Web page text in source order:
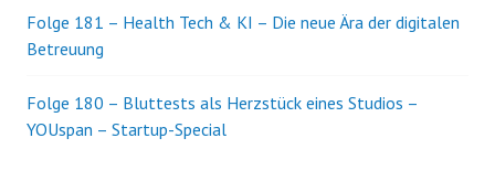
Folge 181 – Health Tech & KI – Die neue Ära der digitalen
Betreuung
Folge 180 – Bluttests als Herzstück eines Studios –
YOUspan – Startup-Special